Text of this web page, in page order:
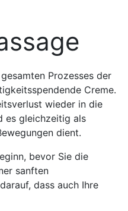
Prozesses der
Creme.
wieder in die
es gleichzeitig als
dient.
bevor Sie die
sanften
dass auch Ihre